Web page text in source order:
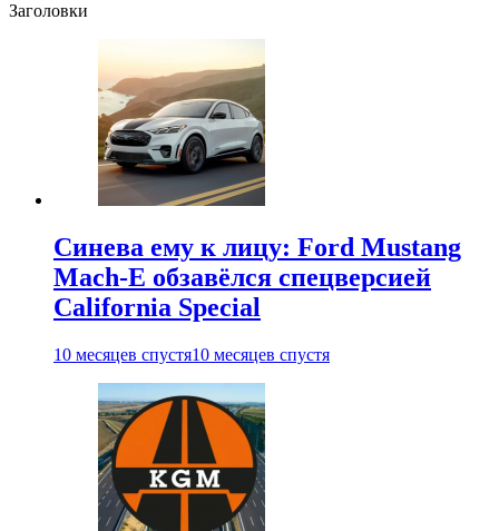
Заголовки
Синева ему к лицу: Ford Mustang
Mach-E обзавёлся спецверсией
California Special
10 месяцев спустя10 месяцев спустя